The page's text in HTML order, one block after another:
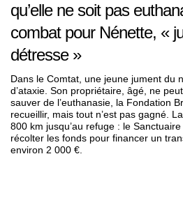
qu’elle ne soit pas
combat pour Nénette, «
détresse »
Dans le Comtat, une jeune jument du
d’ataxie. Son propriétaire, âgé, ne
sauver de l’euthanasie, la Fondation
recueillir, mais tout n’est pas gagné.
800 km jusqu’au refuge : le
récolter les fonds pour financer un
environ 2 000 €.